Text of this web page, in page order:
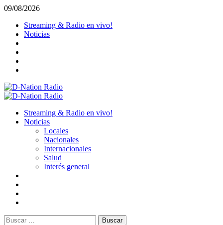
Saltar
contenido
09/08/2026
Streaming & Radio en vivo!
Noticias
Menú
Streaming & Radio en vivo!
Noticias
Locales
Nacionales
Internacionales
Salud
Interés general
Buscar: